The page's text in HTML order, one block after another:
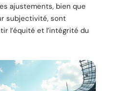
ajustements, bien que
subjectivité, sont
l’équité et l’intégrité du